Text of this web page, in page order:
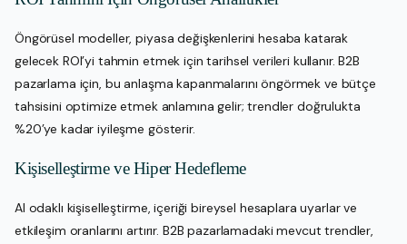
Öngörüsel modeller, piyasa değişkenlerini hesaba katarak
gelecek ROI’yi tahmin etmek için tarihsel verileri kullanır. B2B
pazarlama için, bu anlaşma kapanmalarını öngörmek ve bütçe
tahsisini optimize etmek anlamına gelir; trendler doğrulukta
%20’ye kadar iyileşme gösterir.
Kişiselleştirme ve Hiper Hedefleme
AI odaklı kişiselleştirme, içeriği bireysel hesaplara uyarlar ve
etkileşim oranlarını artırır. B2B pazarlamadaki mevcut trendler,